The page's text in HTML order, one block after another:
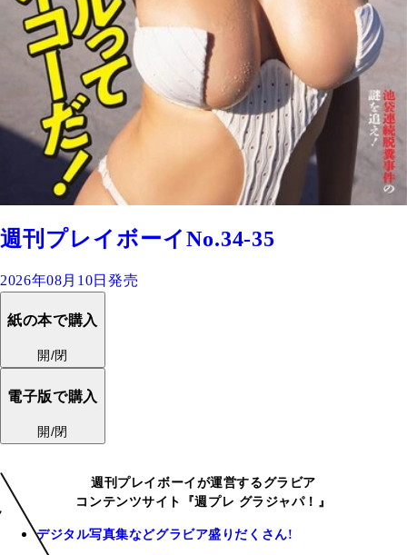
週刊プレイボーイNo.34-35
2026年08月10日発売
紙の本で購入
開/閉
電子版で購入
開/閉
週刊プレイボーイが運営するグラビア
コンテンツサイト『週プレ グラジャパ！』
デジタル写真集などグラビア盛りだくさん!